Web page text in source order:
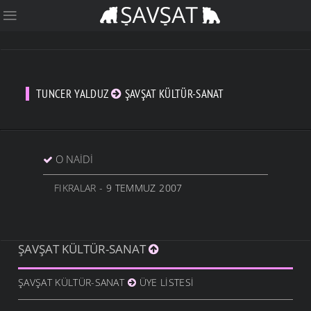
TUNCER YALDUZ ŞAVŞAT KÜLTÜR-SANAT
O NAIDI
FIKRALAR - 9 TEMMUZ 2007
ŞAVŞAT KÜLTÜR-SANAT
ŞAVŞAT KÜLTÜR-SANAT ÜYE LISTESI